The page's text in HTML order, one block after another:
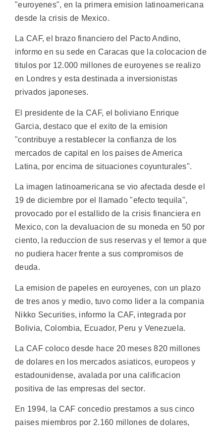
"euroyenes", en la primera emision latinoamericana
desde la crisis de Mexico.
La CAF, el brazo financiero del Pacto Andino,
informo en su sede en Caracas que la colocacion de
titulos por 12.000 millones de euroyenes se realizo
en Londres y esta destinada a inversionistas
privados japoneses.
El presidente de la CAF, el boliviano Enrique
Garcia, destaco que el exito de la emision
"contribuye a restablecer la confianza de los
mercados de capital en los paises de America
Latina, por encima de situaciones coyunturales".
La imagen latinoamericana se vio afectada desde el
19 de diciembre por el llamado "efecto tequila",
provocado por el estallido de la crisis financiera en
Mexico, con la devaluacion de su moneda en 50 por
ciento, la reduccion de sus reservas y el temor a que
no pudiera hacer frente a sus compromisos de
deuda.
La emision de papeles en euroyenes, con un plazo
de tres anos y medio, tuvo como lider a la compania
Nikko Securities, informo la CAF, integrada por
Bolivia, Colombia, Ecuador, Peru y Venezuela.
La CAF coloco desde hace 20 meses 820 millones
de dolares en los mercados asiaticos, europeos y
estadounidense, avalada por una calificacion
positiva de las empresas del sector.
En 1994, la CAF concedio prestamos a sus cinco
paises miembros por 2.160 millones de dolares,